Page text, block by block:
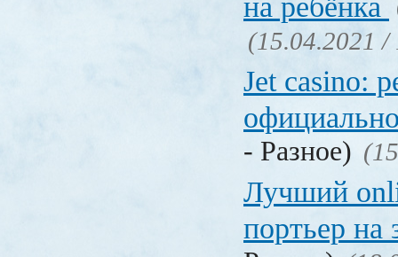
на ребёнка
(15.04.2021 /
Jet casino:
- Разное)
Лучший
портьер на